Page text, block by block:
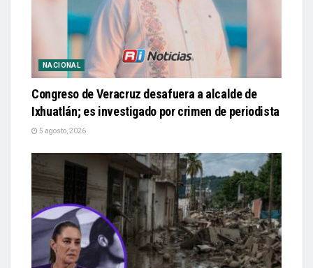
NACIONAL
Congreso de Veracruz desafuera a alcalde de
Ixhuatlán; es investigado por crimen de periodista
5 agosto, 2026